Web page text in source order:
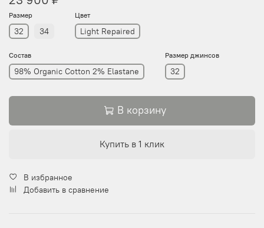
Размер
32 34
Цвет
Light Repaired
Состав
98% Organic Cotton 2% Elastane
Размер джинсов
32
В корзину
Купить в 1 клик
В избранное
Добавить в сравнение